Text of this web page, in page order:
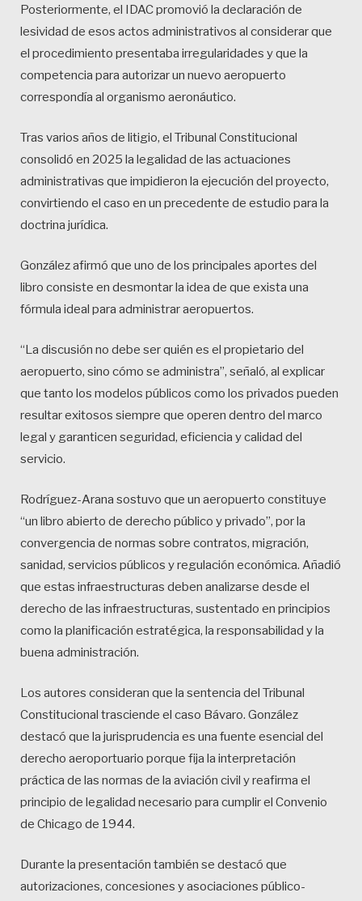
Posteriormente, el IDAC promovió la declaración de
lesividad de esos actos administrativos al considerar que
el procedimiento presentaba irregularidades y que la
competencia para autorizar un nuevo aeropuerto
correspondía al organismo aeronáutico.
Tras varios años de litigio, el Tribunal Constitucional
consolidó en 2025 la legalidad de las actuaciones
administrativas que impidieron la ejecución del proyecto,
convirtiendo el caso en un precedente de estudio para la
doctrina jurídica.
González afirmó que uno de los principales aportes del
libro consiste en desmontar la idea de que exista una
fórmula ideal para administrar aeropuertos.
“La discusión no debe ser quién es el propietario del
aeropuerto, sino cómo se administra”, señaló, al explicar
que tanto los modelos públicos como los privados pueden
resultar exitosos siempre que operen dentro del marco
legal y garanticen seguridad, eficiencia y calidad del
servicio.
Rodríguez-Arana sostuvo que un aeropuerto constituye
“un libro abierto de derecho público y privado”, por la
convergencia de normas sobre contratos, migración,
sanidad, servicios públicos y regulación económica. Añadió
que estas infraestructuras deben analizarse desde el
derecho de las infraestructuras, sustentado en principios
como la planificación estratégica, la responsabilidad y la
buena administración.
Los autores consideran que la sentencia del Tribunal
Constitucional trasciende el caso Bávaro. González
destacó que la jurisprudencia es una fuente esencial del
derecho aeroportuario porque fija la interpretación
práctica de las normas de la aviación civil y reafirma el
principio de legalidad necesario para cumplir el Convenio
de Chicago de 1944.
Durante la presentación también se destacó que
autorizaciones, concesiones y asociaciones público-